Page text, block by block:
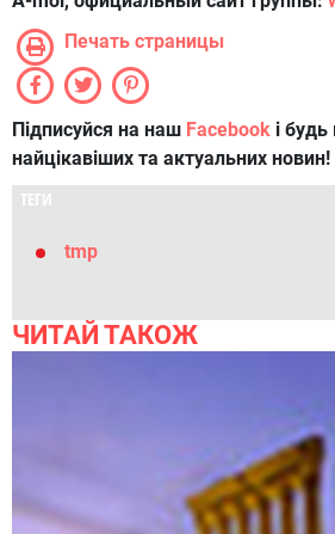
Печать страницы
Підписуйся на наш Facebook і будь
найцікавіших та актуальних новин!
ТЕГИ
tmp
ЧИТАЙ ТАКОЖ